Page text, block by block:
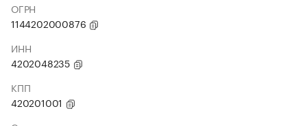
ОГРН
1144202000876
ИНН
4202048235
КПП
420201001